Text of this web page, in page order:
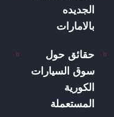
الجديده
بالامارات
حقائق حول
سوق السيارات
الكورية
المستعملة